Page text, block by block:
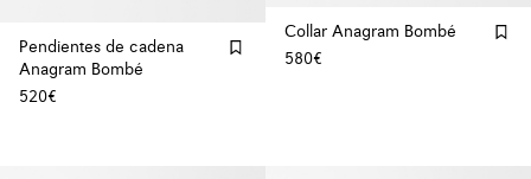
Pendientes de cadena
Anagram Bombé
520€
Collar Anagram Bombé
580€